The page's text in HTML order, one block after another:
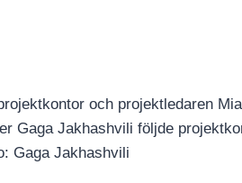
och projektledaren Mia
Gaga Jakhashvili följde
Gaga Jakhashvili